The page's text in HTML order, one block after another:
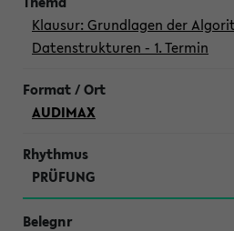
Klausur: Grundlagen der
Datenstrukturen - 1. Termin
AUDIMAX
PRÜFUNG